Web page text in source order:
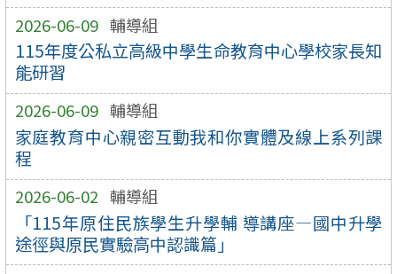
2026-06-09 輔導組
115年度公私立高級中學生命教育中心學校家長知
能研習
2026-06-09 輔導組
家庭教育中心親密互動我和你實體及線上系列課
程
2026-06-02 輔導組
「115年原住民族學生升學輔 導講座—國中升學
途徑與原民實驗高中認識篇」